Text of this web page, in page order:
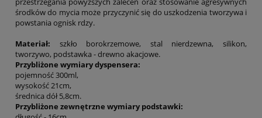
środków do mycia może przyczynić się do uszkodzenia tworzywa i
powstania ognisk rdzy.
Materiał: szkło borokrzemowe, stal nierdzewna, silikon,
tworzywo, podstawka - drewno akacjowe.
Przybliżone wymiary dyspensera:
pojemność 300ml,
wysokość 21cm,
średnica dół 5,8cm.
Przybliżone zewnętrzne wymiary podstawki: